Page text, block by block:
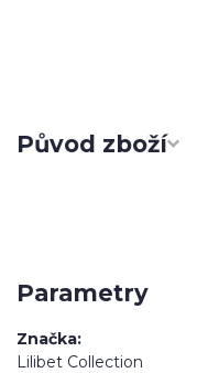
Původ zboží
Parametry
Značka
Lilibet Collection